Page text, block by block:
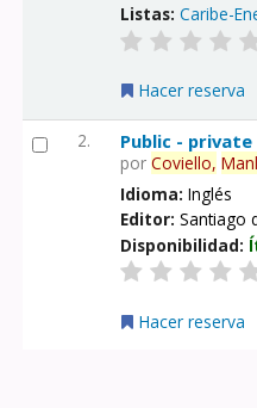
Listas: Caribe-
Hacer reserva
2. Public -
porCoviello,
Idioma:Inglés
Editor:Santiago
Disponibilidad:
Hacer reserva